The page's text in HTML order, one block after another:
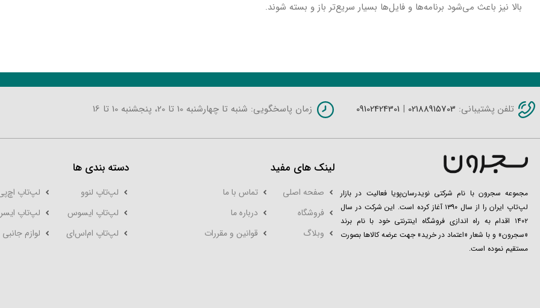
بالا نیز باعث می‌شود برنامه‌ها و فایل‌ها بسیار سریع‌تر باز و بسته شوند.
محصولات مشابه تلفن پشتیبانی: 02188915703
|
09102424301 زمان پاسخگویی: شنبه تا چهارشنبه 10 تا 20، پنجشنبه 10 تا 16
مجموعه سجرون با نام شرکتی نویدرسان‌پویا فعالیت در بازار
لپ‌تاپ ایران را از سال ۱۳۹۰ آغاز کرده است. این شرکت در سال
۱۴۰۲ اقدام به راه اندازی فروشگاه اینترنتی خود با نام برند
«سجرون» و با شعار «اعتماد در خرید» جهت عرضه کالاها بصورت
مستقیم نموده است.
لینک های مفید
صفحه اصلی
فروشگاه
وبلاگ
تماس با ما
درباره ما
قوانین و مقررات
دسته بندی ها
لپ‌تاپ لنوو
لپ‌تاپ ایسوس
لپ‌تاپ‌ ام‌اس‌ای
لپ‌تاپ
لپ‌تاپ ایسر
لوازم جانبی